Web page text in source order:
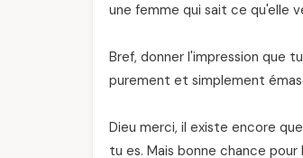
une femme qui sait ce qu'elle
Bref, donner l'impression que
purement et simplement
Dieu merci, il existe encore
tu es. Mais bonne chance